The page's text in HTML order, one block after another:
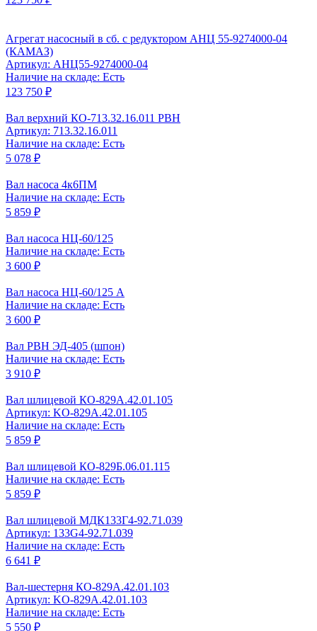
Агрегат насосный в сб. с редуктором АНЦ 55-9274000-04
(КАМАЗ)
Артикул: АНЦ55-9274000-04
Наличие на складе: Есть
123 750 ₽
Вал верхний КО-713.32.16.011 РВН
Артикул: 713.32.16.011
Наличие на складе: Есть
5 078 ₽
Вал насоса 4к6ПМ
Наличие на складе: Есть
5 859 ₽
Вал насоса НЦ-60/125
Наличие на складе: Есть
3 600 ₽
Вал насоса НЦ-60/125 А
Наличие на складе: Есть
3 600 ₽
Вал РВН ЭД-405 (шпон)
Наличие на складе: Есть
3 910 ₽
Вал шлицевой КО-829А.42.01.105
Артикул: KO-829A.42.01.105
Наличие на складе: Есть
5 859 ₽
Вал шлицевой КО-829Б.06.01.115
Наличие на складе: Есть
5 859 ₽
Вал шлицевой МДК133Г4-92.71.039
Артикул: 133G4-92.71.039
Наличие на складе: Есть
6 641 ₽
Вал-шестерня КО-829А.42.01.103
Артикул: KO-829A.42.01.103
Наличие на складе: Есть
5 550 ₽